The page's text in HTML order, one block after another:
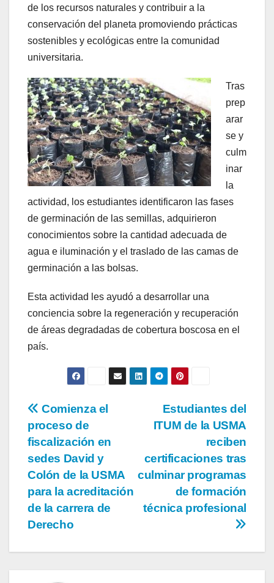
de los recursos naturales y contribuir a la
conservación del planeta promoviendo prácticas
sostenibles y ecológicas entre la comunidad
universitaria.
Tras
prep
arar
se y
culm
inar
la
actividad, los estudiantes identificaron las fases
de germinación de las semillas, adquirieron
conocimientos sobre la cantidad adecuada de
agua e iluminación y el traslado de las camas de
germinación a las bolsas.
Esta actividad les ayudó a desarrollar una
conciencia sobre la regeneración y recuperación
de áreas degradadas de cobertura boscosa en el
país.
Estudiantes del
ITUM de la USMA
reciben
certificaciones tras
culminar programas
de formación
técnica profesional
Comienza el
proceso de
fiscalización en
sedes David y
Colón de la USMA
para la acreditación
de la carrera de
Derecho